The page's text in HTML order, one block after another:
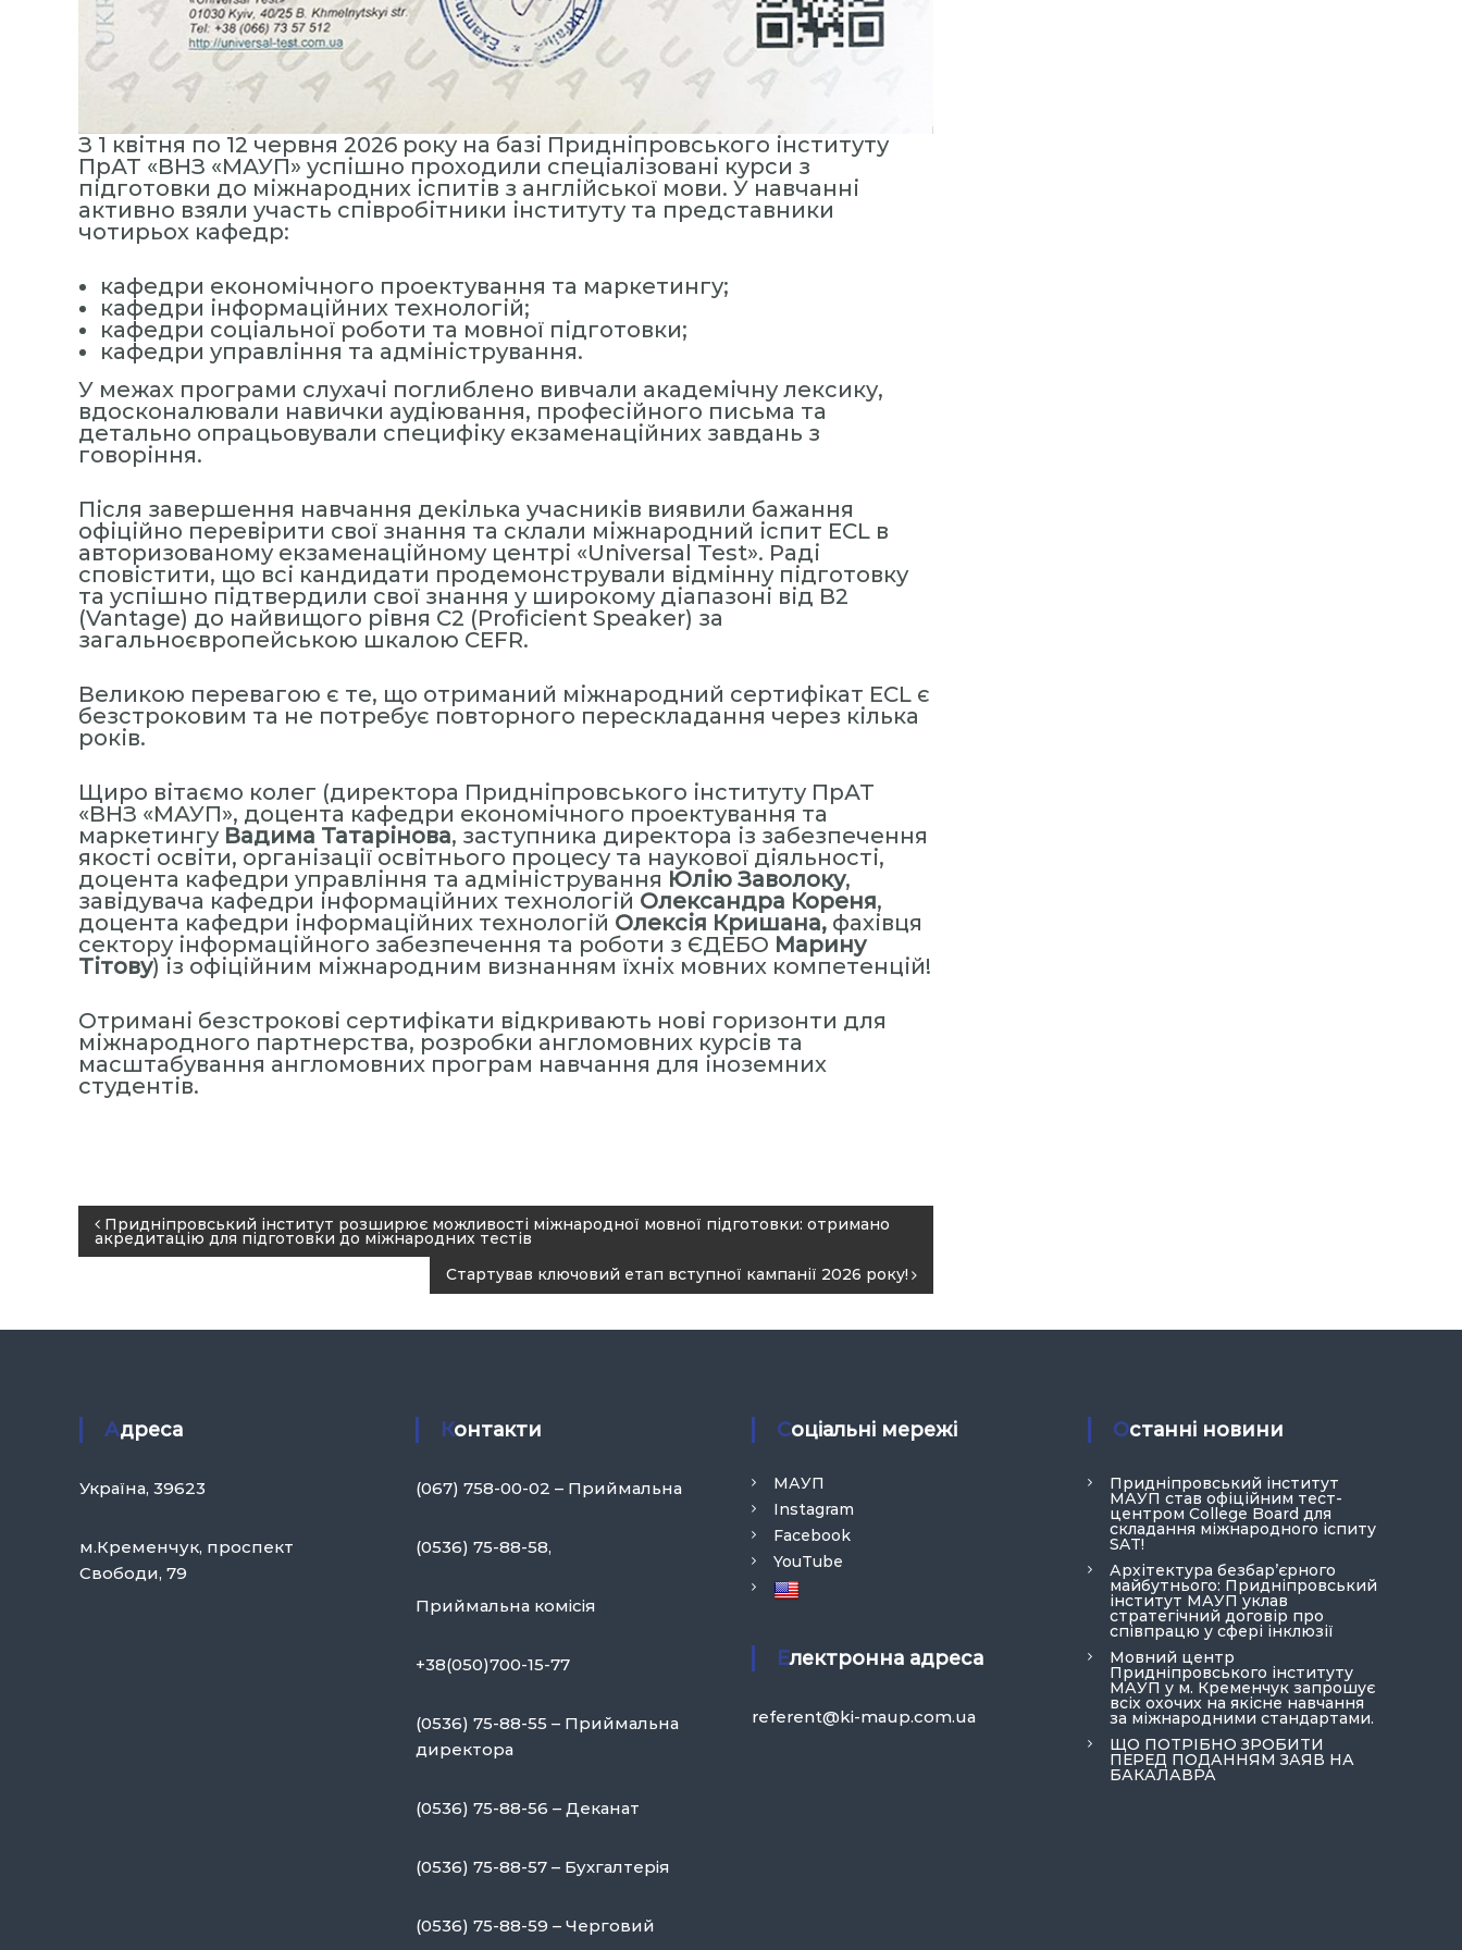
н
я
П
е
с
о
н
а
м
»
З 1 квітня по 12 червня 2026 року на базі Придніпровського інституту
ПрАТ «ВНЗ «МАУП» успішно проходили спеціалізовані курси з
підготовки до міжнародних іспитів з англійської мови. У навчанні
активно взяли участь співробітники інституту та представники
чотирьох кафедр:
кафедри економічного проектування та маркетингу;
кафедри інформаційних технологій;
кафедри соціальної роботи та мовної підготовки;
кафедри управління та адміністрування.
У межах програми слухачі поглиблено вивчали академічну лексику,
вдосконалювали навички аудіювання, професійного письма та
детально опрацьовували специфіку екзаменаційних завдань з
говоріння.
Після завершення навчання декілька учасників виявили бажання
офіційно перевірити свої знання та склали міжнародний іспит ECL в
авторизованому екзаменаційному центрі «Universal Test». Раді
сповістити, що всі кандидати продемонстрували відмінну підготовку
та успішно підтвердили свої знання у широкому діапазоні від B2
(Vantage) до найвищого рівня C2 (Proficient Speaker) за
загальноєвропейською шкалою CEFR.
Великою перевагою є те, що отриманий міжнародний сертифікат ECL є
безстроковим та не потребує повторного перескладання через кілька
років.
Щиро вітаємо колег (директора Придніпровського інституту ПрАТ
«ВНЗ «МАУП», доцента кафедри економічного проектування та
маркетингу Вадима Татарінова, заступника директора із забезпечення
якості освіти, організації освітнього процесу та наукової діяльності,
доцента кафедри управління та адміністрування Юлію Заволоку,
завідувача кафедри інформаційних технологій Олександра Кореня,
доцента кафедри інформаційних технологій Олексія Кришана, фахівця
сектору інформаційного забезпечення та роботи з ЄДЕБО Марину
Тітову) із офіційним міжнародним визнанням їхніх мовних компетенцій!
Отримані безстрокові сертифікати відкривають нові горизонти для
міжнародного партнерства, розробки англомовних курсів та
масштабування англомовних програм навчання для іноземних
студентів.
Н
а
ц
і
я
а
п
Придніпровський інститут розширює можливості міжнародної мовної підготовки: отримано
акредитацію для підготовки до міжнародних тестів
Стартував ключовий етап вступної кампанії 2026 року!
Адреса
Україна, 39623
м.Кременчук, проспект
Свободи, 79
Контакти
(067) 758-00-02 – Приймальна
(0536) 75-88-58,
Приймальна комісія
+38(050)700-15-77
(0536) 75-88-55 – Приймальна
директора
(0536) 75-88-56 – Деканат
(0536) 75-88-57 – Бухгалтерія
(0536) 75-88-59 – Черговий
Соціальні мережі
МАУП
Instagram
Facebook
YouTube
Електронна адреса
referent@ki-maup.com.ua
Останні новини
Придніпровський інститут
МАУП став офіційним тест-
центром College Board для
складання міжнародного іспиту
SAT!
Архітектура безбар’єрного
майбутнього: Придніпровський
інститут МАУП уклав
стратегічний договір про
співпрацю у сфері інклюзії
Мовний центр
Придніпровського інституту
МАУП у м. Кременчук запрошує
всіх охочих на якісне навчання
за міжнародними стандартами.
ЩО ПОТРІБНО ЗРОБИТИ
ПЕРЕД ПОДАННЯМ ЗАЯВ НА
БАКАЛАВРА